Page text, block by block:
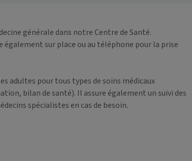
générale dans notre Centre de Santé.
sur place ou au téléphone pour la prise
adultes pour tous types de soins médicaux
bilan de santé). Il assure également un suivi des
spécialistes en cas de besoin.